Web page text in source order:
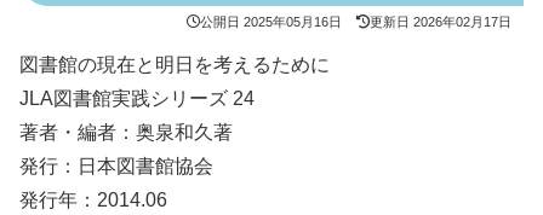
公開日 2025年05月16日 更新日 2026年02月17日
図書館の現在と明日を考えるために
JLA図書館実践シリーズ 24
著者・編者：奥泉和久著
発行：日本図書館協会
発行年：2014.06